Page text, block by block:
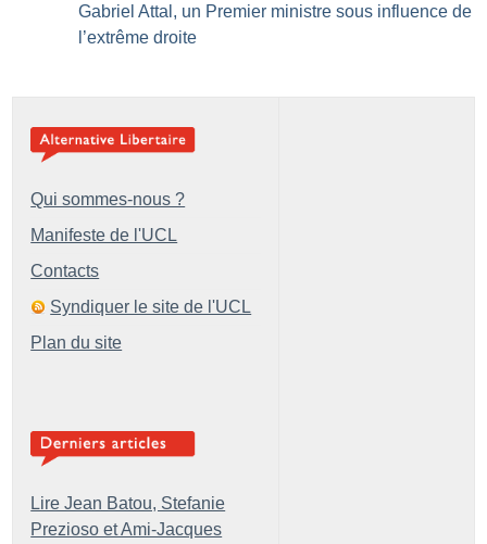
Gabriel Attal, un Premier ministre sous influence de
l’extrême droite
Qui sommes-nous ?
Manifeste de l'UCL
Contacts
Syndiquer le site de l'UCL
Plan du site
Lire Jean Batou, Stefanie
Prezioso et Ami-Jacques